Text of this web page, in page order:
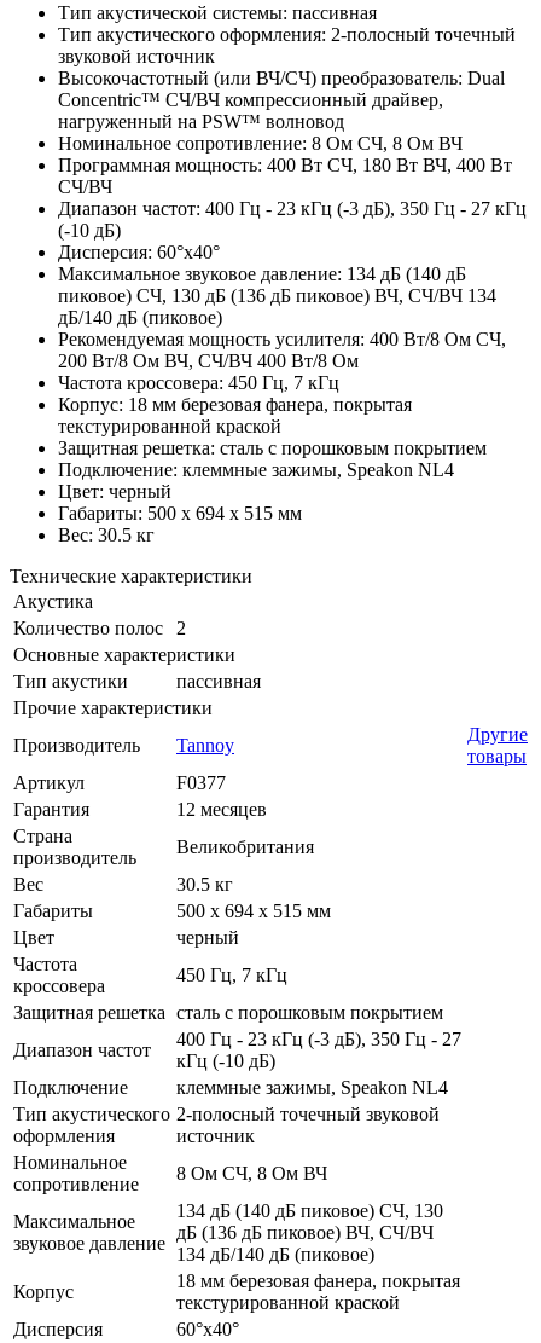
Тип акустической системы: пассивная
Тип акустического оформления: 2-полосный точечный
звуковой источник
Высокочастотный (или ВЧ/СЧ) преобразователь: Dual
Concentric™ СЧ/ВЧ компрессионный драйвер,
нагруженный на PSW™ волновод
Номинальное сопротивление: 8 Ом СЧ, 8 Ом ВЧ
Программная мощность: 400 Вт СЧ, 180 Вт ВЧ, 400 Вт
СЧ/ВЧ
Диапазон частот: 400 Гц - 23 кГц (-3 дБ), 350 Гц - 27 кГц
(-10 дБ)
Дисперсия: 60°х40°
Максимальное звуковое давление: 134 дБ (140 дБ
пиковое) СЧ, 130 дБ (136 дБ пиковое) ВЧ, СЧ/ВЧ 134
дБ/140 дБ (пиковое)
Рекомендуемая мощность усилителя: 400 Вт/8 Ом СЧ,
200 Вт/8 Ом ВЧ, СЧ/ВЧ 400 Вт/8 Ом
Частота кроссовера: 450 Гц, 7 кГц
Корпус: 18 мм березовая фанера, покрытая
текстурированной краской
Защитная решетка: сталь с порошковым покрытием
Подключение: клеммные зажимы, Speakon NL4
Цвет: черный
Габариты: 500 х 694 х 515 мм
Вес: 30.5 кг
Технические характеристики
Акустика
Количество полос
2
Основные характеристики
Тип акустики
пассивная
Прочие характеристики
Производитель
Tannoy
Другие
товары
Артикул
F0377
Гарантия
12 месяцев
Страна
производитель
Великобритания
Вес
30.5 кг
Габариты
500 х 694 х 515 мм
Цвет
черный
Частота
кроссовера
450 Гц, 7 кГц
Защитная решетка сталь с порошковым покрытием
Диапазон частот
400 Гц - 23 кГц (-3 дБ), 350 Гц - 27
кГц (-10 дБ)
Подключение
клеммные зажимы, Speakon NL4
Тип акустического
оформления
2-полосный точечный звуковой
источник
Номинальное
сопротивление
8 Ом СЧ, 8 Ом ВЧ
Максимальное
звуковое давление
134 дБ (140 дБ пиковое) СЧ, 130
дБ (136 дБ пиковое) ВЧ, СЧ/ВЧ
134 дБ/140 дБ (пиковое)
Корпус
18 мм березовая фанера, покрытая
текстурированной краской
Дисперсия
60°х40°